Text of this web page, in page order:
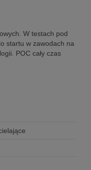
W testach pod
startu w zawodach na
POC cały czas